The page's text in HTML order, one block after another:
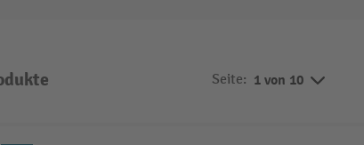
Seite: 1 von 10